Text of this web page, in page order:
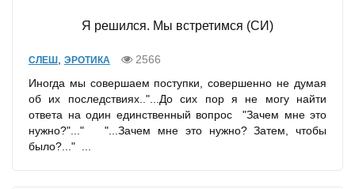
Я решился. Мы встретимся (СИ)
СЛЕШ , ЭРОТИКА
2566
Иногда мы совершаем поступки, совершенно не думая
об их последствиях.."...До сих пор я не могу найти
ответа на один единственный вопрос "Зачем мне это
нужно?"..." "...Зачем мне это нужно? Затем, чтобы
было?..." ...